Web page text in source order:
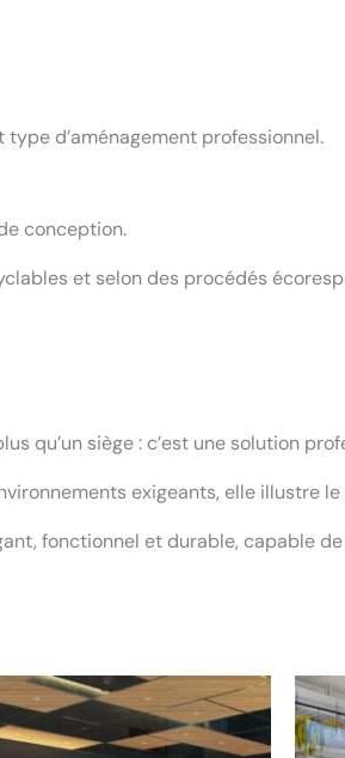
d’aménagement professionnel.
conception.
et selon des procédés
qu’un siège : c’est une solution
exigeants, elle illustre
fonctionnel et durable, capable